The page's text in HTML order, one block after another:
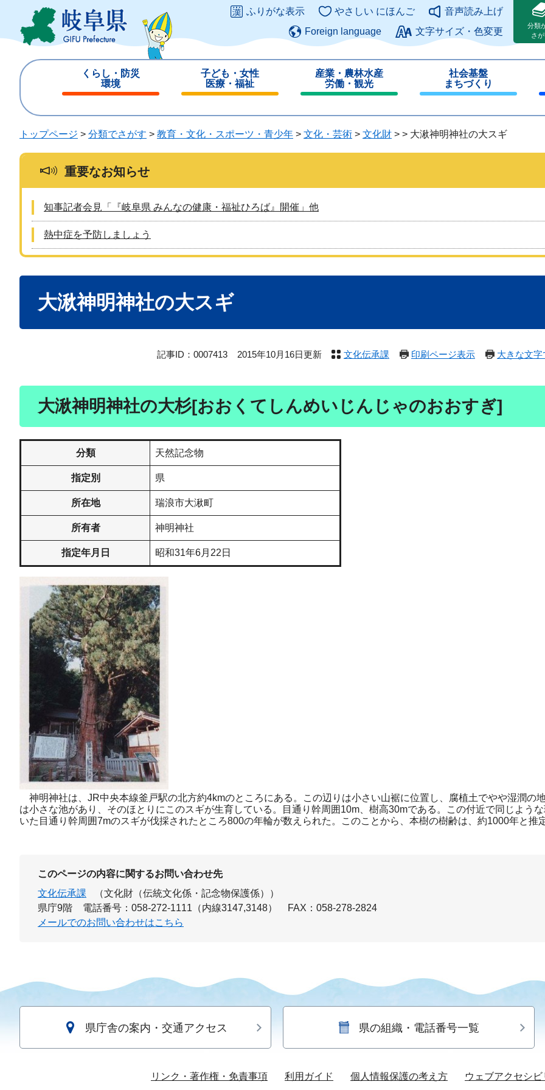
ジ
ュ
このページの本文へ
ふりがな表示 やさしい にほんご
音声読み上げ
Foreign language
文字サイズ・色変更
分類
さ
くらし・防災
環境
じ
子ども・女性
医療・福祉
じ
る
産業・農林水産
労働・観光
じ
る
社会基盤
まちづくり
じ
る
トップページ > 分類でさがす > 教育・文化・スポーツ・青少年 > 文化・芸術 > 文化財 > > 大湫神明神社の大スギ
重要なお知らせ
知事記者会見「『岐阜県 みんなの健康・福祉ひろば』開催」他
熱中症を予防しましょう
大湫神明神社の大スギ
記事ID：0007413 2015年10月16日更新 文化伝承課 印刷ページ表示 大きな文
大湫神明神社の大杉[おおくてしんめいじんじゃのおおすぎ]
分類 天然記念物
指定別 県
所在地 瑞浪市大湫町
所有者 神明神社
指定年月日 昭和31年6月22日
神明神社は、JR中央本線釜戸駅の北方約4kmのところにある。この辺りは小さい山裾に位置し、腐植土でやや湿潤の
は小さな池があり、そのほとりにこのスギが生育している。目通り幹周囲10m、樹高30mである。この付近で同じよう
いた目通り幹周囲7mのスギが伐採されたところ800の年輪が数えられた。このことから、本樹の樹齢は、約1000年と推
このページの内容に関するお問い合わせ先
文化伝承課
（文化財（伝統文化係・記念物保護係））
県庁9階
電話番号：058-272-1111（内線3147,3148）
FAX：058-278-2824
メールでのお問い合わせはこちら
県庁舎の案内・交通アクセス 県の組織・電話番号一覧
リンク・著作権・免責事項 利用ガイド 個人情報保護の考え方 ウェブアクセシ